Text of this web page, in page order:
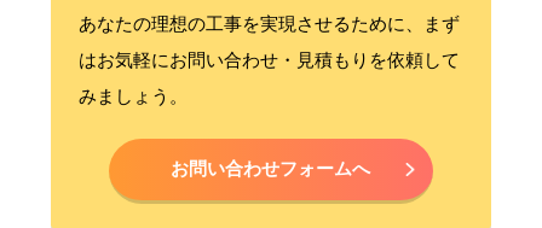
あなたの理想の工事を実現させるために、まず
はお気軽にお問い合わせ・見積もりを依頼して
みましょう。
お問い合わせフォームへ